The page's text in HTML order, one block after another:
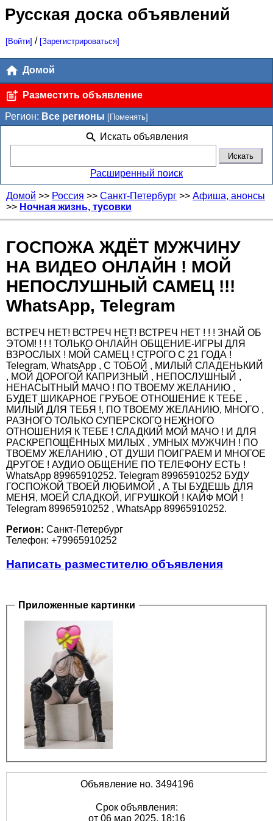
Русская доска объявлений
[Войти] / [Зарегистрироваться]
Домой
Разместить объявление
Регион: Все регионы [Поменять]
Искать объявления
Расширенный поиск
Домой >> Россия >> Санкт-Петербург >> Афиша, анонсы
>> Ночная жизнь, тусовки
ГОСПОЖА ЖДЁТ МУЖЧИНУ
НА ВИДЕО ОНЛАЙН ! МОЙ
НЕПОСЛУШНЫЙ САМЕЦ !!!
WhatsApp, Telegram
ВСТРЕЧ НЕТ! ВСТРЕЧ НЕТ! ВСТРЕЧ НЕТ ! ! ! ЗНАЙ ОБ
ЭТОМ! ! ! ! ТОЛЬКО ОНЛАЙН ОБЩЕНИЕ-ИГРЫ ДЛЯ
ВЗРОСЛЫХ ! МОЙ САМЕЦ ! СТРОГО С 21 ГОДА !
Telegram, WhatsApp , С ТОБОЙ , МИЛЫЙ СЛАДЕНЬКИЙ
, МОЙ ДОРОГОЙ КАПРИЗНЫЙ , НЕПОСЛУШНЫЙ ,
НЕНАСЫТНЫЙ МАЧО ! ПО ТВОЕМУ ЖЕЛАНИЮ ,
БУДЕТ ШИКАРНОЕ ГРУБОЕ ОТНОШЕНИЕ К ТЕБЕ ,
МИЛЫЙ ДЛЯ ТЕБЯ !, ПО ТВОЕМУ ЖЕЛАНИЮ, МНОГО ,
РАЗНОГО ТОЛЬКО СУПЕРСКОГО НЕЖНОГО
ОТНОШЕНИЯ К ТЕБЕ ! СЛАДКИЙ МОЙ МАЧО ! И ДЛЯ
РАСКРЕПОЩЁННЫХ МИЛЫХ , УМНЫХ МУЖЧИН ! ПО
ТВОЕМУ ЖЕЛАНИЮ , ОТ ДУШИ ПОИГРАЕМ И МНОГОЕ
ДРУГОЕ ! АУДИО ОБЩЕНИЕ ПО ТЕЛЕФОНУ ЕСТЬ !
WhatsApp 89965910252. Telegram 89965910252 БУДУ
ГОСПОЖОЙ ТВОЕЙ ЛЮБИМОЙ , А ТЫ БУДЕШЬ ДЛЯ
МЕНЯ, МОЕЙ СЛАДКОЙ, ИГРУШКОЙ ! КАЙФ МОЙ !
Telegram 89965910252 , WhatsApp 89965910252.
Регион: Санкт-Петербург
Телефон: +79965910252
Написать разместителю объявления
Приложенные картинки
Объявление но. 3494196
Срок объявления:
от 06 мар 2025, 18:16